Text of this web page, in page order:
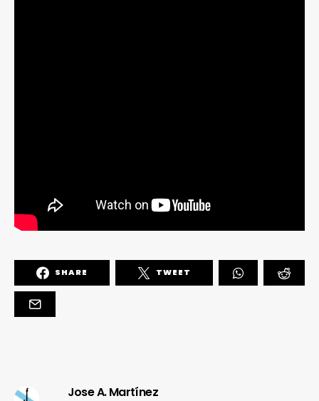
SHARE TWEET
Jose A. Martínez